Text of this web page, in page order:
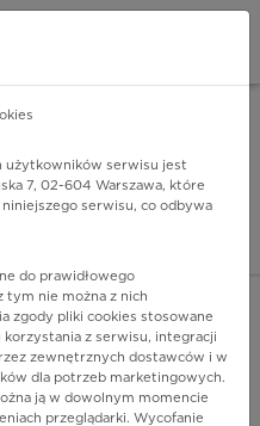
- lider
kręgowego oraz mózgu i
innych chorób
użytkowników serwisu jest
7, 02-604 Warszawa, które
serwisu, co odbywa
do prawidłowego
tym nie można z nich
zgody pliki cookies stosowane
z serwisu, integracji
zewnętrznych dostawców i w
dla potrzeb marketingowych.
ją w dowolnym momencie
przeglądarki. Wycofanie
INSTALUJ